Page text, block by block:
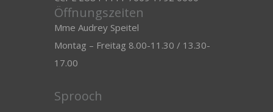
Öffnungszeiten
Mme Audrey Speitel
Montag – Freitag 8.00-11.30 / 13.30-
17.00
Sprooch